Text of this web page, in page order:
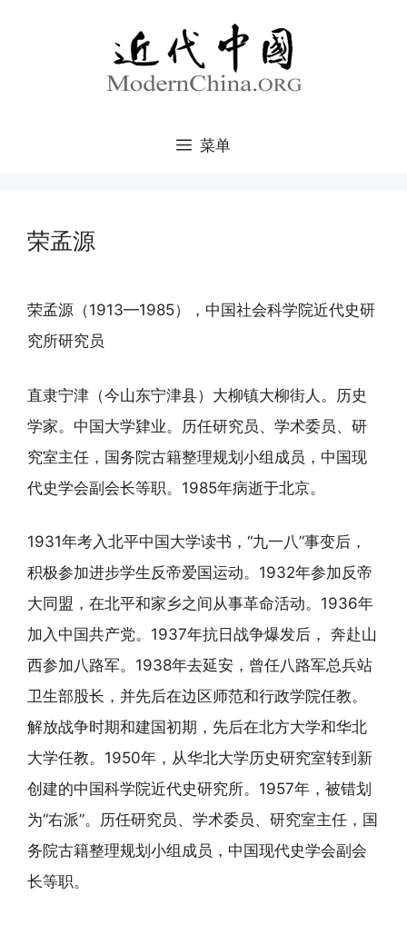
菜单
荣孟源
荣孟源（1913—1985），中国社会科学院近代史研
究所研究员
直隶宁津（今山东宁津县）大柳镇大柳街人。历史
学家。中国大学肄业。历任研究员、学术委员、研
究室主任，国务院古籍整理规划小组成员，中国现
代史学会副会长等职。1985年病逝于北京。
1931年考入北平中国大学读书，“九一八”事变后，
积极参加进步学生反帝爱国运动。1932年参加反帝
大同盟，在北平和家乡之间从事革命活动。1936年
加入中国共产党。1937年抗日战争爆发后， 奔赴山
西参加八路军。1938年去延安，曾任八路军总兵站
卫生部股长，并先后在边区师范和行政学院任教。
解放战争时期和建国初期，先后在北方大学和华北
大学任教。1950年，从华北大学历史研究室转到新
创建的中国科学院近代史研究所。1957年，被错划
为“右派”。历任研究员、学术委员、研究室主任，国
务院古籍整理规划小组成员，中国现代史学会副会
长等职。